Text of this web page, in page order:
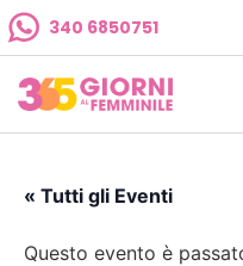
340 6850751
« Tutti gli Eventi
Questo evento è